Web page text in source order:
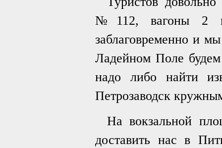
№112, вагоны 2 и
заблаговременно и
Ладейном Поле
надо либо найти
Петрозаводск
На вокзальной
доставить нас в